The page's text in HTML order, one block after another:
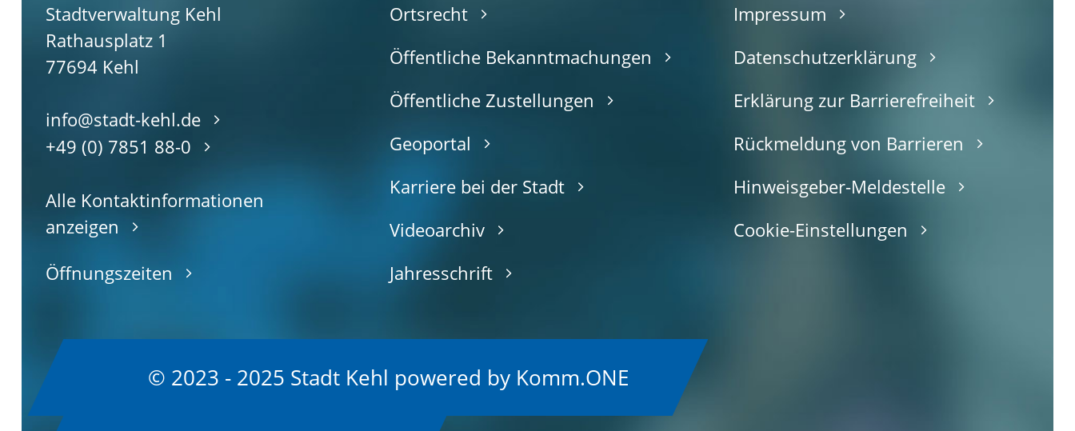
Stadtverwaltung Kehl
Rathausplatz 1
77694 Kehl
info@stadt-kehl.de
+49 (0) 7851 88-0
Alle Kontaktinformationen
anzeigen
Öffnungszeiten
Ortsrecht
Öffentliche Bekanntmachungen
Öffentliche Zustellungen
Geoportal
Karriere bei der Stadt
Videoarchiv
Jahresschrift
Impressum
Datenschutzerklärung
Erklärung zur Barrierefreiheit
Rückmeldung von Barrieren
Hinweisgeber-Meldestelle
Cookie-Einstellungen
© 2023 - 2025 Stadt Kehl powered by Komm.ONE